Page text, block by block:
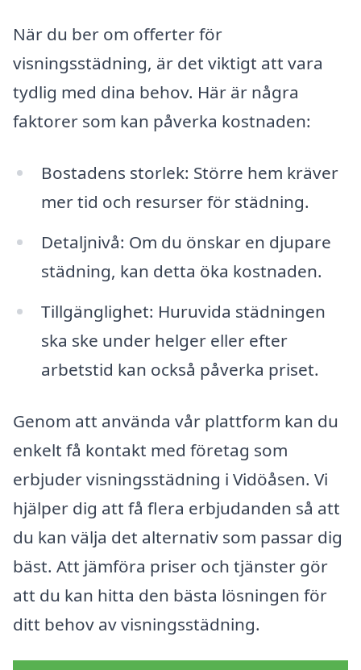
När du ber om offerter för
visningsstädning, är det viktigt att vara
tydlig med dina behov. Här är några
faktorer som kan påverka kostnaden:
Bostadens storlek: Större hem kräver
mer tid och resurser för städning.
Detaljnivå: Om du önskar en djupare
städning, kan detta öka kostnaden.
Tillgänglighet: Huruvida städningen
ska ske under helger eller efter
arbetstid kan också påverka priset.
Genom att använda vår plattform kan du
enkelt få kontakt med företag som
erbjuder visningsstädning i Vidöåsen. Vi
hjälper dig att få flera erbjudanden så att
du kan välja det alternativ som passar dig
bäst. Att jämföra priser och tjänster gör
att du kan hitta den bästa lösningen för
ditt behov av visningsstädning.